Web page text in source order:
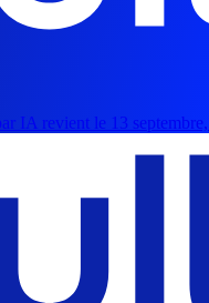
IA revient le 13